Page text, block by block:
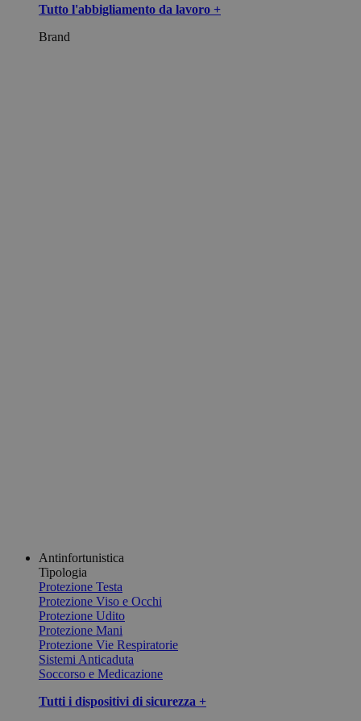
Tutto l'abbigliamento da lavoro +
Brand
Antinfortunistica
Tipologia
Protezione Testa
Protezione Viso e Occhi
Protezione Udito
Protezione Mani
Protezione Vie Respiratorie
Sistemi Anticaduta
Soccorso e Medicazione
Tutti i dispositivi di sicurezza +